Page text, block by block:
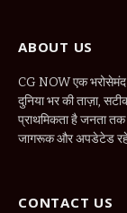
ABOUT US
CG NOW एक भरोसेमंद
दुनिया भर की ताज़ा,
प्राथमिकता है जनता तक
जागरूक और अपडेटेड
CONTACT US